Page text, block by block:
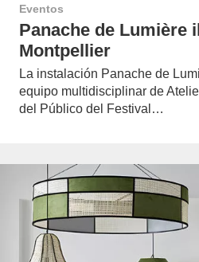
Eventos
Panache de Lumière
Montpellier
La instalación Panache de
equipo multidisciplinar de
del Público del Festival…